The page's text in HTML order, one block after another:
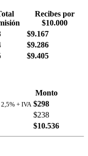
Recibes por
$10.000
$9.167
$9.286
$9.405
Monto
2,5% + IVA $298
$238
$10.536